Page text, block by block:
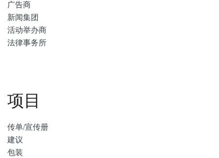
广告商
新闻集团
活动举办商
法律事务所
项目
传单/宣传册
建议
包装